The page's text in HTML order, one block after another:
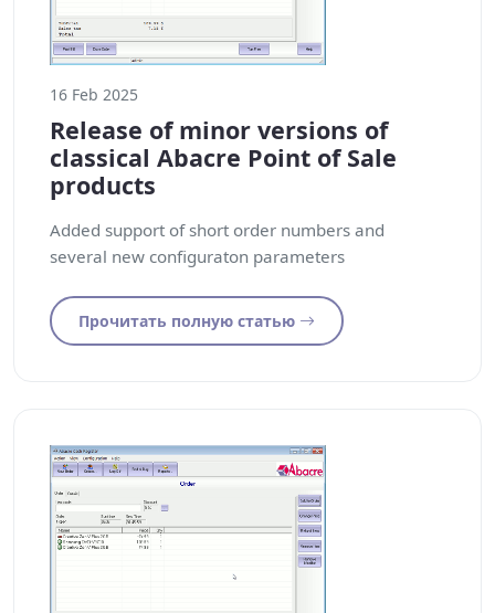
16 Feb 2025
Release of minor versions of
classical Abacre Point of Sale
products
Added support of short order numbers and
several new configuraton parameters
Прочитать полную статью